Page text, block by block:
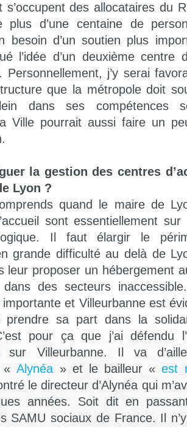
s’occupent des allocataires du
plus d’une centaine de
besoin d’un soutien plus
l’idée d’un deuxième centre
Personnellement, j’y serai
que la métropole doit
dans ses compétences
Ville pourrait aussi faire un
la gestion des centres
Lyon ?
quand le maire de
sont essentiellement
Il faut élargir le
grande difficulté au delà de
leur proposer un hébergement
des secteurs
et Villeurbanne est
prendre sa part dans la
pour ça que j’ai défendu
sur Villeurbanne. Il va
«Alynéa » et le bailleur «est
le directeur d’Alynéa qui
années. Soit dit en
SAMU sociaux de France. Il